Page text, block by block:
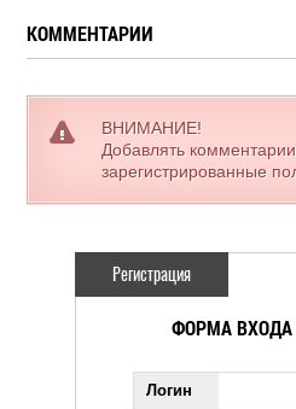
КОММЕНТАРИИ
ВНИМАНИЕ!
Добавлять
зарегистрированные
Регистрация
ФОРМА ВХОДА
Логин